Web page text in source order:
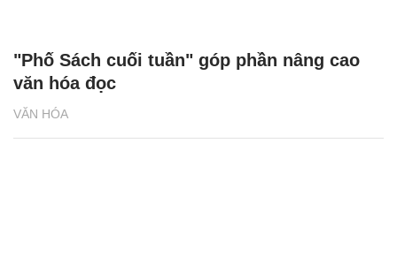
VĂN HÓA
"Phố Sách cuối tuần" góp phần nâng cao
văn hóa đọc